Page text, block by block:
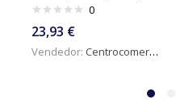
0
23,93 €
Vendedor: Centrocomercialdigital